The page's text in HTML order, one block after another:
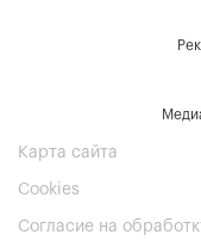
Карта сайта
Cookies
Согласие на